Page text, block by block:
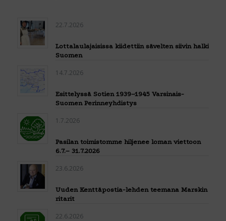
22.7.2026
Lottalaulajaisissa kiidettiin sävelten siivin halki
Suomen
14.7.2026
Esittelyssä Sotien 1939–1945 Varsinais-
Suomen Perinneyhdistys
1.7.2026
Pasilan toimistomme hiljenee loman viettoon
6.7.– 31.7.2026
23.6.2026
Uuden Kenttäpostia-lehden teemana Marskin
ritarit
22.6.2026